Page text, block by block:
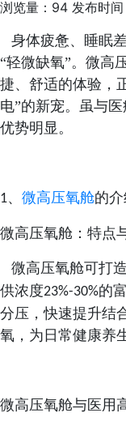
浏览量：94 发布时
身体疲惫、睡眠
“轻微缺氧”。微高
捷、舒适的体验，
电”的新宠。虽与
优势明显。
1、 微高压氧舱的
微高压氧舱：特点
微高压氧舱可打
供浓度23%-30%的
分压，快速提升结
氧，为日常健康养
微高压氧舱与医用